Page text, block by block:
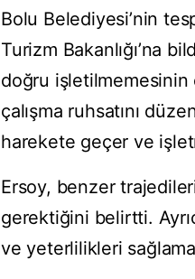
Bolu Belediyesi’nin
Turizm Bakanlığı’na
doğru işletilmemesinin
çalışma ruhsatını
harekete geçer ve
Ersoy, benzer
gerektiğini belirtti.
ve yeterlilikleri